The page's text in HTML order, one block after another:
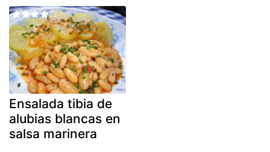
Ensalada tibia de
alubias blancas en
salsa marinera